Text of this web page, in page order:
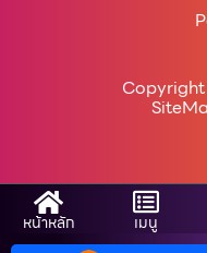
หน้าหลัก เมนู